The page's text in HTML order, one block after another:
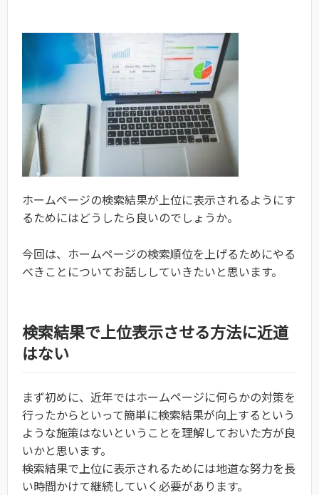
ホームページの検索結果が上位に表示されるようにす
るためにはどうしたら良いのでしょうか。
今回は、ホームページの検索順位を上げるためにやる
べきことについてお話ししていきたいと思います。
検索結果で上位表示させる方法に近道
はない
まず初めに、近年ではホームページに何らかの対策を
行ったからといって簡単に検索結果が向上するという
ような施策はないということを理解しておいた方が良
いかと思います。
検索結果で上位に表示されるためには地道な努力を長
い時間かけて継続していく必要があります。